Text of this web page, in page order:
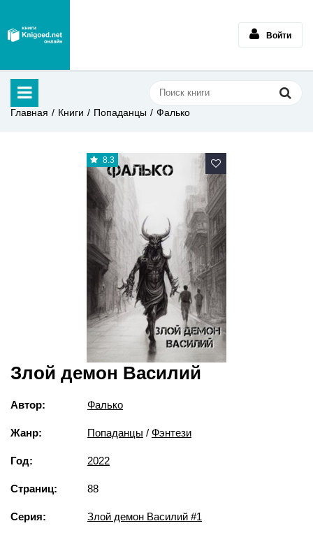
Войти
Главная Книги Попаданцы Фалько
8.3
Злой демон Василий
Автор: Фалько
Жанр: Попаданцы / Фэнтези
Год: 2022
Страниц: 88
Серия: Злой демон Василий #1